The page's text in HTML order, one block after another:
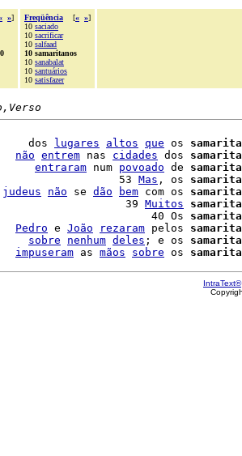
»]
Freqüência [« »]
10 saciado
10 sacrificar
10 salfaad
10 samaritanos
10 sanabalat
10 santuários
10 satisfazer
dos lugares altos que os
não entrem nas cidades dos
entraram num povoado de
53 Mas , os
judeus não se dão bem com os
39 Muitos
40 Os
Pedro e João rezaram pelos
sobre nenhum deles ; e os
impuseram as mãos sobre os
IntraText®